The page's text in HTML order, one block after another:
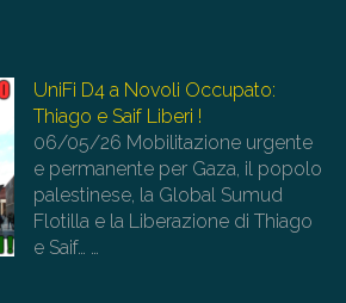
UniFi D4 a Novoli Occupato:
Thiago e Saif Liberi !
06/05/26 Mobilitazione urgente
e permanente per Gaza, il popolo
palestinese, la Global Sumud
Flotilla e la Liberazione di Thiago
e Saif… …